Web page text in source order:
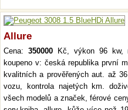
Allure
Cena: 350000Kč, výkon 96 kw,
koupeno v: česká republika první
kvalitních a prověřených aut. až
vozu, kontrola najetých km.
všech modelů a značek, férové